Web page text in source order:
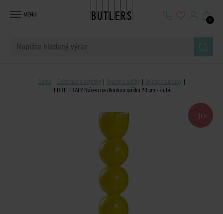
MENU
0
Domů Dekorace a doplňky Svícny a svíčky
Svícny a lucerny
LITTLE ITALY Svícen na dlouhou svíčku 20 cm - žlutá
-30 %